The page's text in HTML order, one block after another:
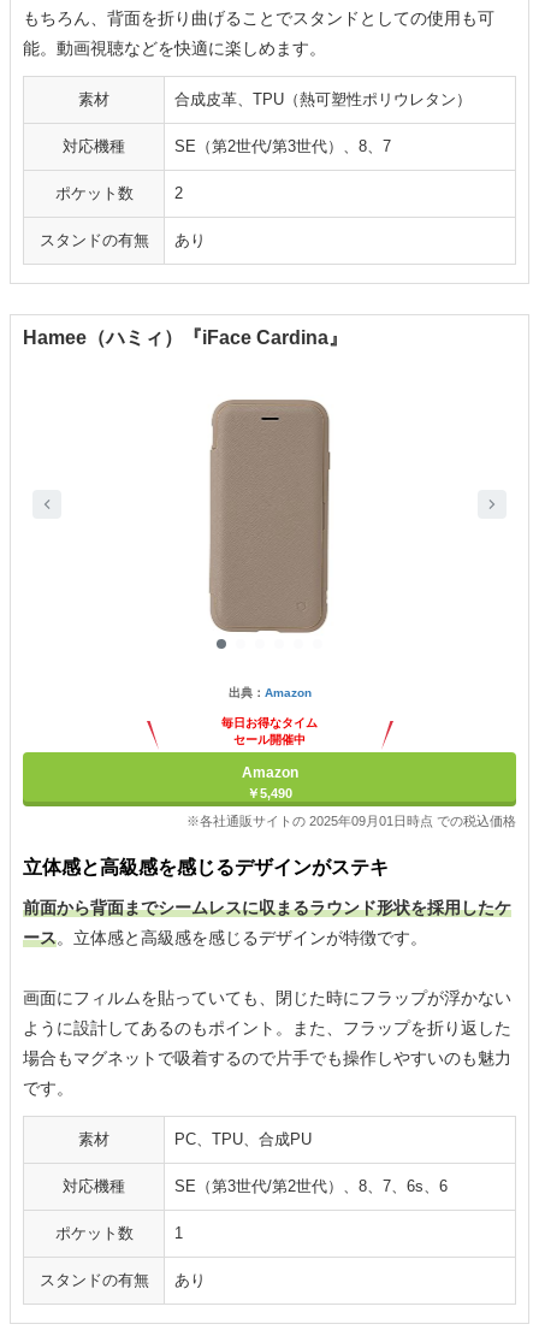
もちろん、背面を折り曲げることでスタンドとしての使用も可
能。動画視聴などを快適に楽しめます。
素材 合成皮革、TPU（熱可塑性ポリウレタン）
対応機種 SE（第2世代/第3世代）、8、7
ポケット数 2
スタンドの有無 あり
Hamee（ハミィ）『iFace Cardina』
出典： Amazon
毎日お得なタイム
セール開催中
Amazon
￥5,490
※各社通販サイトの 2025年09月01日時点 での税込価格
立体感と高級感を感じるデザインがステキ
前面から背面までシームレスに収まるラウンド形状を採用したケ
ース。立体感と高級感を感じるデザインが特徴です。
画面にフィルムを貼っていても、閉じた時にフラップが浮かない
ように設計してあるのもポイント。また、フラップを折り返した
場合もマグネットで吸着するので片手でも操作しやすいのも魅力
です。
素材 PC、TPU、合成PU
対応機種 SE（第3世代/第2世代）、8、7、6s、6
ポケット数 1
スタンドの有無 あり